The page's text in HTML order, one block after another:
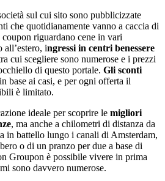
sul cui sito sono pubblicizzate
che quotidianamente vanno a caccia di
riguardano cene in vari
all’estero, ingressi in centri benessere
cui scegliere sono numerose e i prezzi
di questo portale. Gli sconti
in base ai casi, e per ogni offerta il
è limitato.
ideale per scoprire le migliori
, ma anche a chilometri di distanza da
in battello lungo i canali di Amsterdam,
o di un pranzo per due a base di
Groupon è possibile vivere in prima
sono davvero numerose.